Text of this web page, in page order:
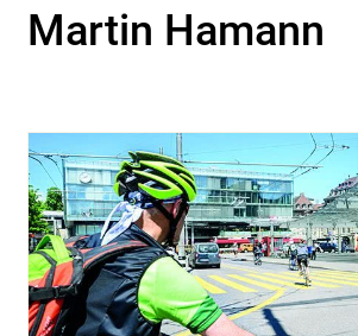
Martin Hamann